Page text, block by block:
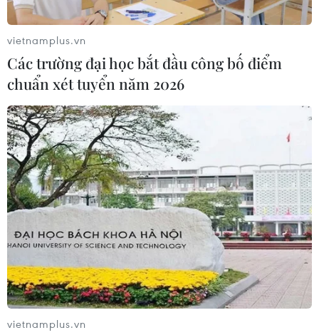
vietnamplus.vn
Các trường đại học bắt đầu công bố điểm
chuẩn xét tuyển năm 2026
vietnamplus.vn